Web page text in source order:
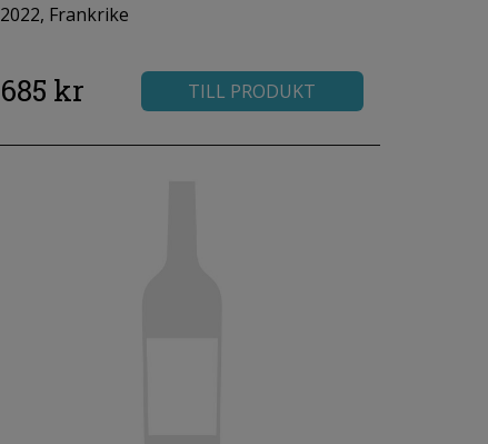
2022, Frankrike
685 kr TILL PRODUKT